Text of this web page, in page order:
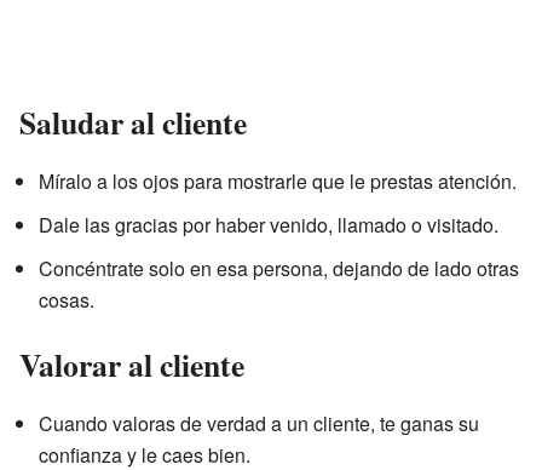
Saludar al cliente
Míralo a los ojos para mostrarle que le prestas atención.
Dale las gracias por haber venido, llamado o visitado.
Concéntrate solo en esa persona, dejando de lado otras
cosas.
Valorar al cliente
Cuando valoras de verdad a un cliente, te ganas su
confianza y le caes bien.